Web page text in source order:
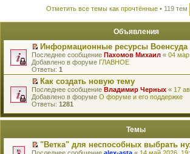
Отметить все темы как прочтённые• 119 тем
Объявления
П
е
р
е
й
т
и
к
е
о
Информационные ресурсы Военсуда
Последнее сообщение Пахомов Михаил « 04 мар
Добавлено в форуме ГЛАВНОЕ
Ответы: 1
П
е
р
й
к
Как создать новую тему
Последнее сообщение Владимир Черных « 17
Добавлено в форуме О форуме и его поддержке
Ответы: 1281
Темы
П
"Ветка" для неспособных выбрать